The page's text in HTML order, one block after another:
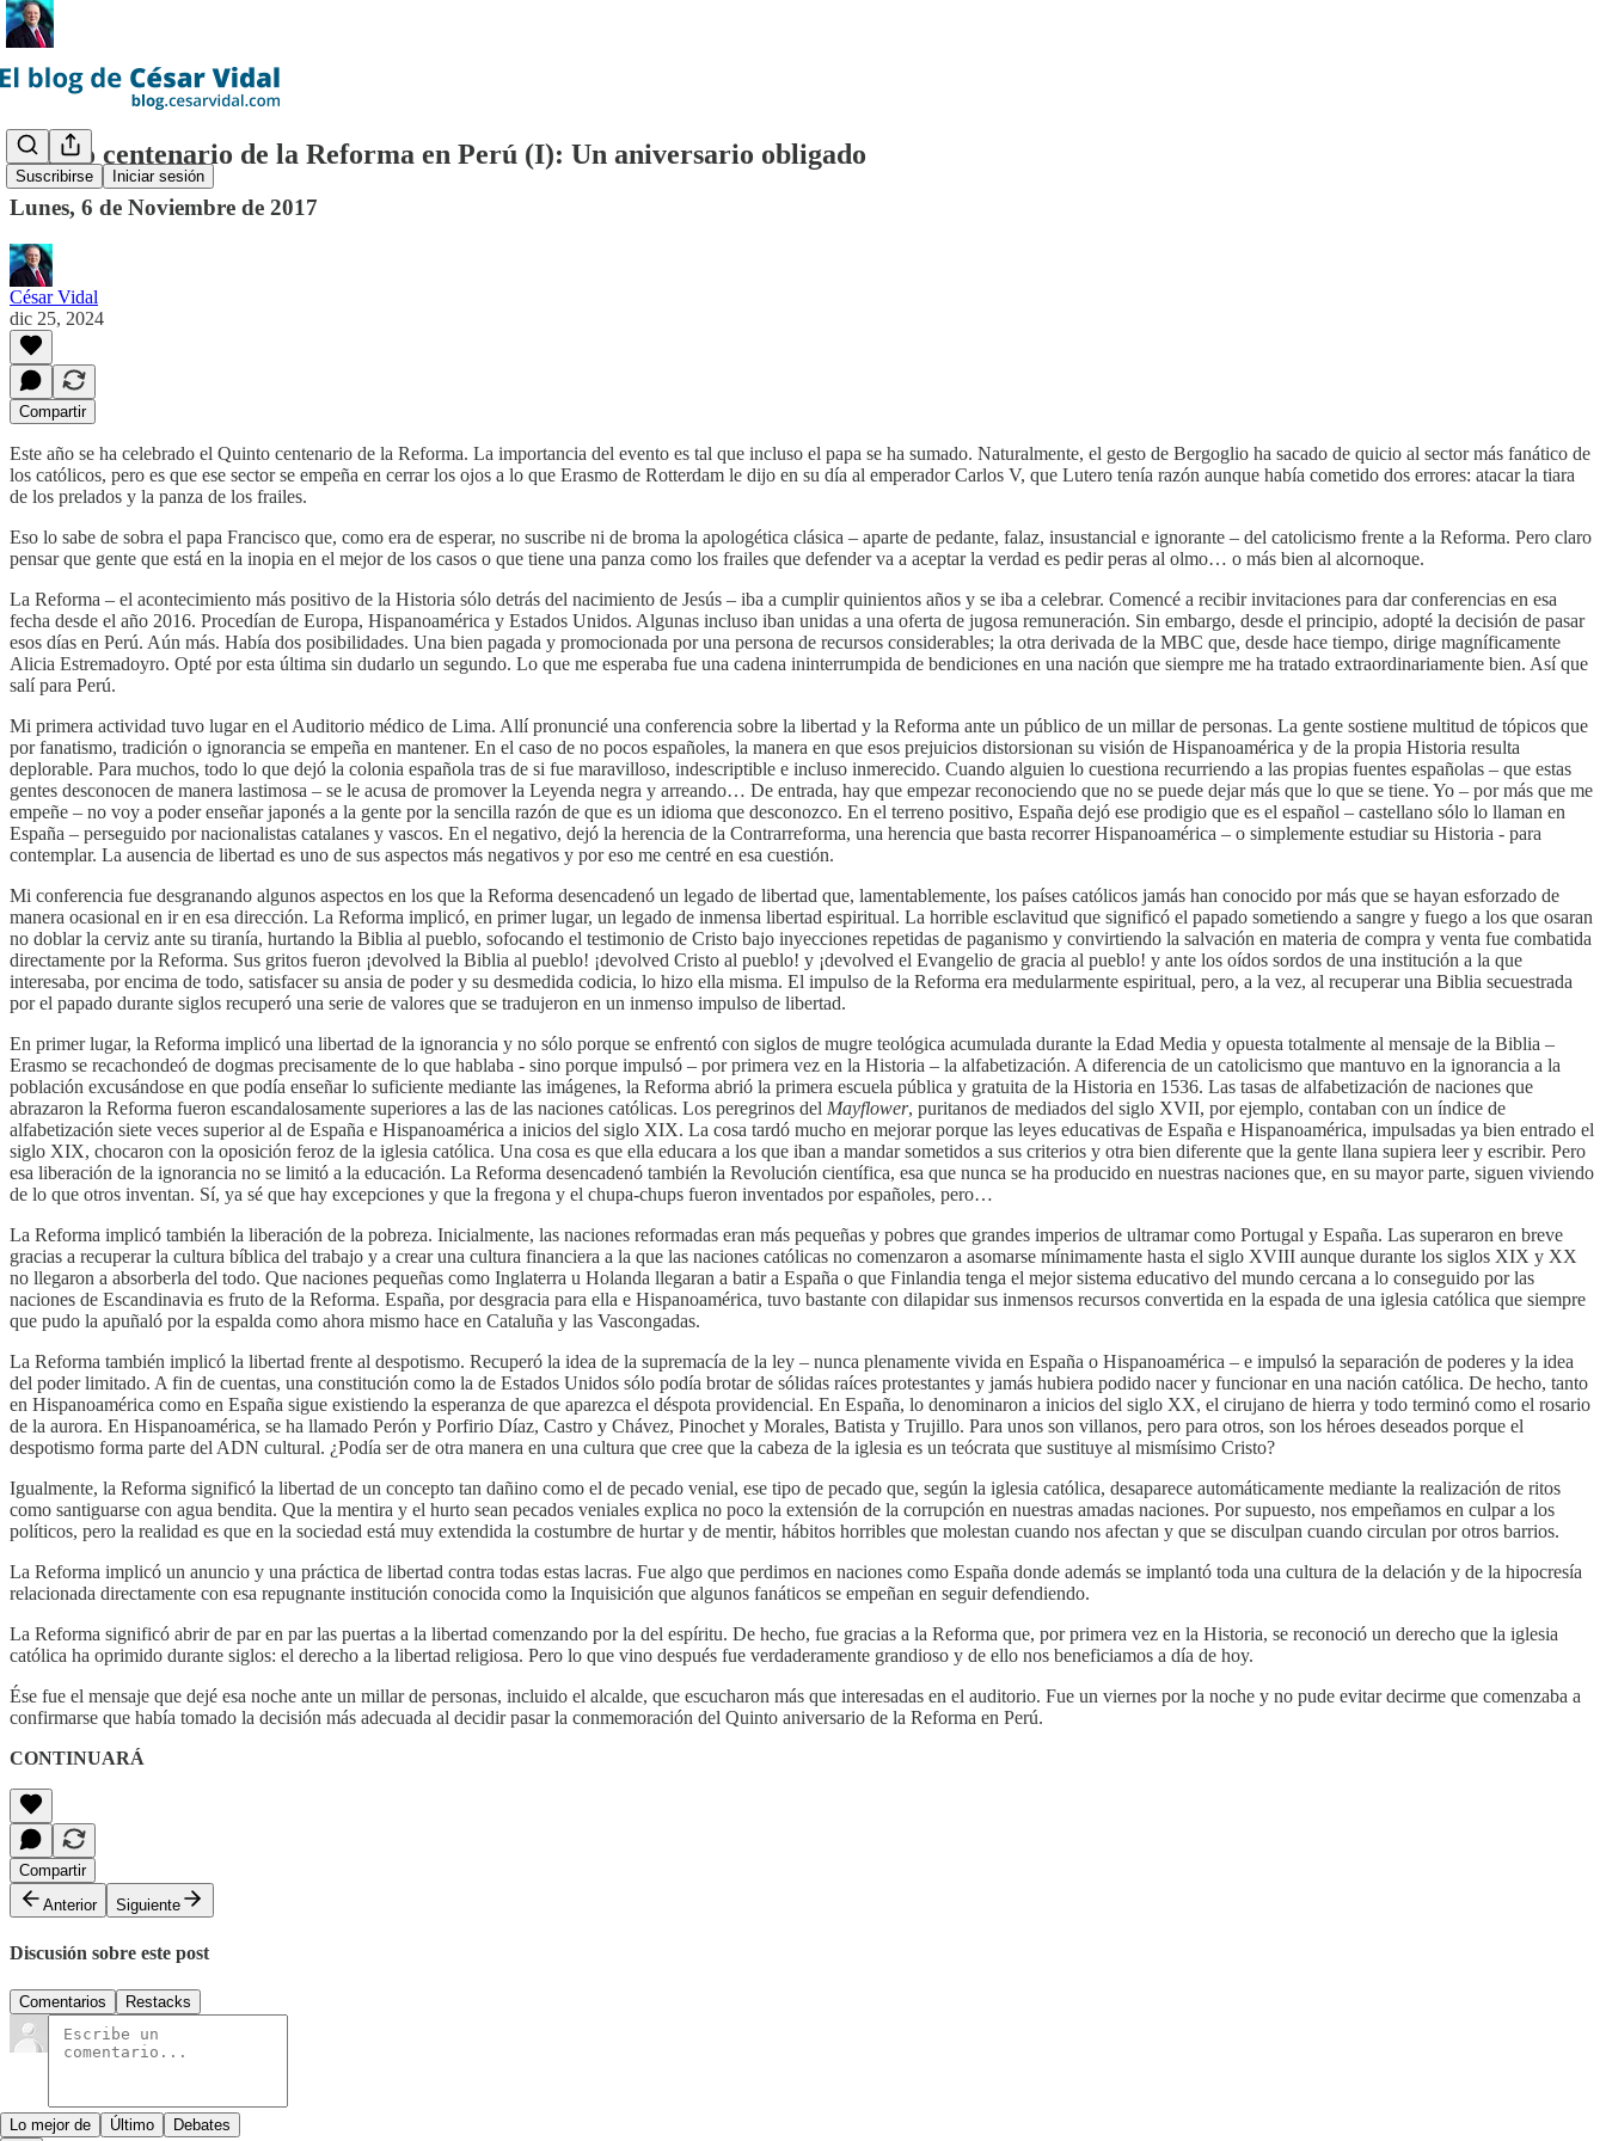
Suscribirse Iniciar sesión
Quinto centenario de la Reforma en Perú (I): Un aniversario obligado
Lunes, 6 de Noviembre de 2017
César Vidal
dic 25, 2024
Compartir
Este año se ha celebrado el Quinto centenario de la Reforma. La importancia del evento es tal que incluso el papa se ha sumado. Naturalmente, el gesto de Bergoglio ha sacado de quicio al sector más fanático de
los católicos, pero es que ese sector se empeña en cerrar los ojos a lo que Erasmo de Rotterdam le dijo en su día al emperador Carlos V, que Lutero tenía razón aunque había cometido dos errores: atacar la tiara
de los prelados y la panza de los frailes.
Eso lo sabe de sobra el papa Francisco que, como era de esperar, no suscribe ni de broma la apologética clásica – aparte de pedante, falaz, insustancial e ignorante – del catolicismo frente a la Reforma. Pero claro
pensar que gente que está en la inopia en el mejor de los casos o que tiene una panza como los frailes que defender va a aceptar la verdad es pedir peras al olmo… o más bien al alcornoque.
La Reforma – el acontecimiento más positivo de la Historia sólo detrás del nacimiento de Jesús – iba a cumplir quinientos años y se iba a celebrar. Comencé a recibir invitaciones para dar conferencias en esa
fecha desde el año 2016. Procedían de Europa, Hispanoamérica y Estados Unidos. Algunas incluso iban unidas a una oferta de jugosa remuneración. Sin embargo, desde el principio, adopté la decisión de pasar
esos días en Perú. Aún más. Había dos posibilidades. Una bien pagada y promocionada por una persona de recursos considerables; la otra derivada de la MBC que, desde hace tiempo, dirige magníficamente
Alicia Estremadoyro. Opté por esta última sin dudarlo un segundo. Lo que me esperaba fue una cadena ininterrumpida de bendiciones en una nación que siempre me ha tratado extraordinariamente bien. Así que
salí para Perú.
Mi primera actividad tuvo lugar en el Auditorio médico de Lima. Allí pronuncié una conferencia sobre la libertad y la Reforma ante un público de un millar de personas. La gente sostiene multitud de tópicos que
por fanatismo, tradición o ignorancia se empeña en mantener. En el caso de no pocos españoles, la manera en que esos prejuicios distorsionan su visión de Hispanoamérica y de la propia Historia resulta
deplorable. Para muchos, todo lo que dejó la colonia española tras de si fue maravilloso, indescriptible e incluso inmerecido. Cuando alguien lo cuestiona recurriendo a las propias fuentes españolas – que estas
gentes desconocen de manera lastimosa – se le acusa de promover la Leyenda negra y arreando… De entrada, hay que empezar reconociendo que no se puede dejar más que lo que se tiene. Yo – por más que me
empeñe – no voy a poder enseñar japonés a la gente por la sencilla razón de que es un idioma que desconozco. En el terreno positivo, España dejó ese prodigio que es el español – castellano sólo lo llaman en
España – perseguido por nacionalistas catalanes y vascos. En el negativo, dejó la herencia de la Contrarreforma, una herencia que basta recorrer Hispanoamérica – o simplemente estudiar su Historia - para
contemplar. La ausencia de libertad es uno de sus aspectos más negativos y por eso me centré en esa cuestión.
Mi conferencia fue desgranando algunos aspectos en los que la Reforma desencadenó un legado de libertad que, lamentablemente, los países católicos jamás han conocido por más que se hayan esforzado de
manera ocasional en ir en esa dirección. La Reforma implicó, en primer lugar, un legado de inmensa libertad espiritual. La horrible esclavitud que significó el papado sometiendo a sangre y fuego a los que osaran
no doblar la cerviz ante su tiranía, hurtando la Biblia al pueblo, sofocando el testimonio de Cristo bajo inyecciones repetidas de paganismo y convirtiendo la salvación en materia de compra y venta fue combatida
directamente por la Reforma. Sus gritos fueron ¡devolved la Biblia al pueblo! ¡devolved Cristo al pueblo! y ¡devolved el Evangelio de gracia al pueblo! y ante los oídos sordos de una institución a la que
interesaba, por encima de todo, satisfacer su ansia de poder y su desmedida codicia, lo hizo ella misma. El impulso de la Reforma era medularmente espiritual, pero, a la vez, al recuperar una Biblia secuestrada
por el papado durante siglos recuperó una serie de valores que se tradujeron en un inmenso impulso de libertad.
En primer lugar, la Reforma implicó una libertad de la ignorancia y no sólo porque se enfrentó con siglos de mugre teológica acumulada durante la Edad Media y opuesta totalmente al mensaje de la Biblia –
Erasmo se recachondeó de dogmas precisamente de lo que hablaba - sino porque impulsó – por primera vez en la Historia – la alfabetización. A diferencia de un catolicismo que mantuvo en la ignorancia a la
población excusándose en que podía enseñar lo suficiente mediante las imágenes, la Reforma abrió la primera escuela pública y gratuita de la Historia en 1536. Las tasas de alfabetización de naciones que
abrazaron la Reforma fueron escandalosamente superiores a las de las naciones católicas. Los peregrinos del Mayflower, puritanos de mediados del siglo XVII, por ejemplo, contaban con un índice de
alfabetización siete veces superior al de España e Hispanoamérica a inicios del siglo XIX. La cosa tardó mucho en mejorar porque las leyes educativas de España e Hispanoamérica, impulsadas ya bien entrado el
siglo XIX, chocaron con la oposición feroz de la iglesia católica. Una cosa es que ella educara a los que iban a mandar sometidos a sus criterios y otra bien diferente que la gente llana supiera leer y escribir. Pero
esa liberación de la ignorancia no se limitó a la educación. La Reforma desencadenó también la Revolución científica, esa que nunca se ha producido en nuestras naciones que, en su mayor parte, siguen viviendo
de lo que otros inventan. Sí, ya sé que hay excepciones y que la fregona y el chupa-chups fueron inventados por españoles, pero…
La Reforma implicó también la liberación de la pobreza. Inicialmente, las naciones reformadas eran más pequeñas y pobres que grandes imperios de ultramar como Portugal y España. Las superaron en breve
gracias a recuperar la cultura bíblica del trabajo y a crear una cultura financiera a la que las naciones católicas no comenzaron a asomarse mínimamente hasta el siglo XVIII aunque durante los siglos XIX y XX
no llegaron a absorberla del todo. Que naciones pequeñas como Inglaterra u Holanda llegaran a batir a España o que Finlandia tenga el mejor sistema educativo del mundo cercana a lo conseguido por las
naciones de Escandinavia es fruto de la Reforma. España, por desgracia para ella e Hispanoamérica, tuvo bastante con dilapidar sus inmensos recursos convertida en la espada de una iglesia católica que siempre
que pudo la apuñaló por la espalda como ahora mismo hace en Cataluña y las Vascongadas.
La Reforma también implicó la libertad frente al despotismo. Recuperó la idea de la supremacía de la ley – nunca plenamente vivida en España o Hispanoamérica – e impulsó la separación de poderes y la idea
del poder limitado. A fin de cuentas, una constitución como la de Estados Unidos sólo podía brotar de sólidas raíces protestantes y jamás hubiera podido nacer y funcionar en una nación católica. De hecho, tanto
en Hispanoamérica como en España sigue existiendo la esperanza de que aparezca el déspota providencial. En España, lo denominaron a inicios del siglo XX, el cirujano de hierra y todo terminó como el rosario
de la aurora. En Hispanoamérica, se ha llamado Perón y Porfirio Díaz, Castro y Chávez, Pinochet y Morales, Batista y Trujillo. Para unos son villanos, pero para otros, son los héroes deseados porque el
despotismo forma parte del ADN cultural. ¿Podía ser de otra manera en una cultura que cree que la cabeza de la iglesia es un teócrata que sustituye al mismísimo Cristo?
Igualmente, la Reforma significó la libertad de un concepto tan dañino como el de pecado venial, ese tipo de pecado que, según la iglesia católica, desaparece automáticamente mediante la realización de ritos
como santiguarse con agua bendita. Que la mentira y el hurto sean pecados veniales explica no poco la extensión de la corrupción en nuestras amadas naciones. Por supuesto, nos empeñamos en culpar a los
políticos, pero la realidad es que en la sociedad está muy extendida la costumbre de hurtar y de mentir, hábitos horribles que molestan cuando nos afectan y que se disculpan cuando circulan por otros barrios.
La Reforma implicó un anuncio y una práctica de libertad contra todas estas lacras. Fue algo que perdimos en naciones como España donde además se implantó toda una cultura de la delación y de la hipocresía
relacionada directamente con esa repugnante institución conocida como la Inquisición que algunos fanáticos se empeñan en seguir defendiendo.
La Reforma significó abrir de par en par las puertas a la libertad comenzando por la del espíritu. De hecho, fue gracias a la Reforma que, por primera vez en la Historia, se reconoció un derecho que la iglesia
católica ha oprimido durante siglos: el derecho a la libertad religiosa. Pero lo que vino después fue verdaderamente grandioso y de ello nos beneficiamos a día de hoy.
Ése fue el mensaje que dejé esa noche ante un millar de personas, incluido el alcalde, que escucharon más que interesadas en el auditorio. Fue un viernes por la noche y no pude evitar decirme que comenzaba a
confirmarse que había tomado la decisión más adecuada al decidir pasar la conmemoración del Quinto aniversario de la Reforma en Perú.
CONTINUARÁ
Compartir
Anterior
Siguiente
Discusión sobre este post
Comentarios Restacks
Lo mejor de Último Debates